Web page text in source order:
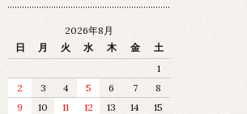
2026年8月
日
月 火 水 木 金
土
1
2
3 4 5 6 7
8
9
10 11 12 13 14
15